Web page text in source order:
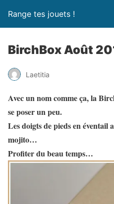
Range tes jouets !
BirchBox Août
Laetitia
Avec un nom comme ça, la
se poser un peu.
Les doigts de pieds en éventail
mojito…
Profiter du beau temps…